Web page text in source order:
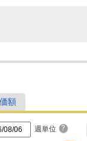
額
週単位